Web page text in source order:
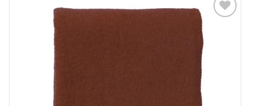
verlanglijst
toevoegen